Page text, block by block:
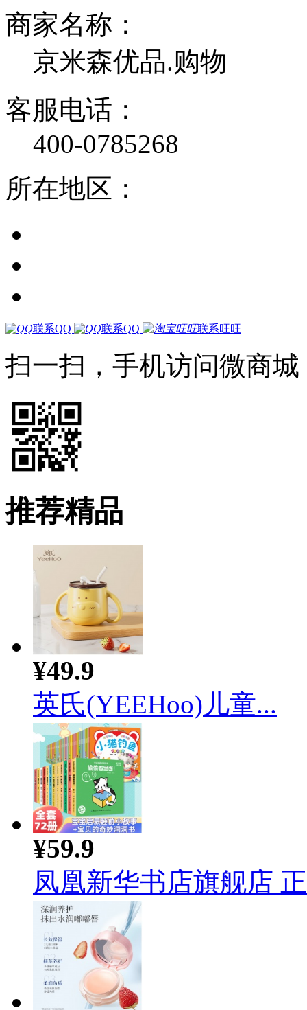
商家名称：
京米森优品.购物
客服电话：
400-0785268
所在地区：
联系QQ 联系QQ 联系旺旺
扫一扫，手机访问微商城
推荐精品
¥49.9
英氏(YEEHoo)儿童...
¥59.9
凤凰新华书店旗舰店